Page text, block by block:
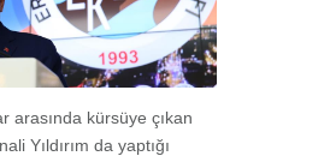
arasında kürsüye çıkan
Yıldırım da yaptığı